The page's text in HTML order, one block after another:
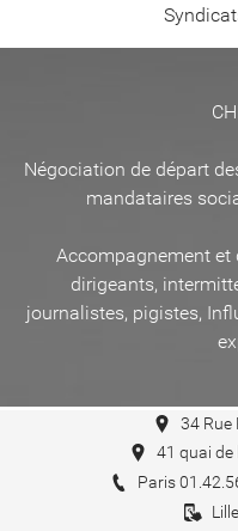
Négociation de départ
mandataires
Accompagnement et
dirigeants,
journalistes, pigistes,
34 Rue
41 quai de
Paris